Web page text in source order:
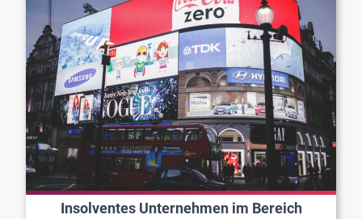
Insolventes Unternehmen im Bereich